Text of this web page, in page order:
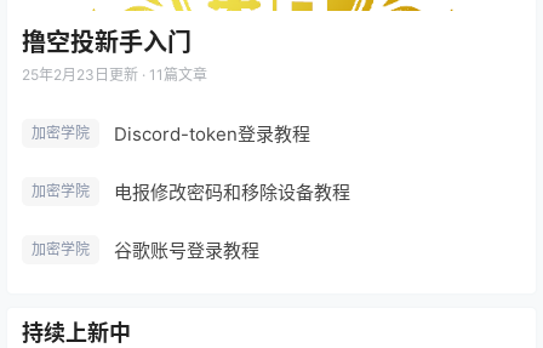
撸空投新手入门
25年2月23日 更新 · 11篇文章
加密学院 Discord-token登录教程
加密学院 电报修改密码和移除设备教程
加密学院 谷歌账号登录教程
持续上新中